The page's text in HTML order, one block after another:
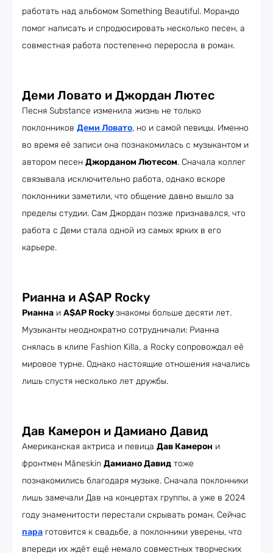
работать над альбомом Something Beautiful. Морандо
помог написать и спродюсировать несколько песен, а
совместная работа постепенно переросла в роман.
Деми Ловато и Джордан Лютес
Песня Substance изменила жизнь не только
поклонников Деми Ловато, но и самой певицы. Именно
во время её записи она познакомилась с музыкантом и
автором песен Джорданом Лютесом. Сначала коллег
связывала исключительно работа, однако вскоре
поклонники заметили, что общение давно вышло за
пределы студии. Сам Джордан позже признавался, что
работа с Деми стала одной из самых ярких в его
карьере.
Рианна и A$AP Rocky
Рианна и A$AP Rockyзнакомы больше десяти лет.
Музыканты неоднократно сотрудничали: Рианна
снялась в клипе Fashion Killa, а Rocky сопровождал её
мировое турне. Однако настоящие отношения начались
лишь спустя несколько лет дружбы.
Дав Камерон и Дамиано Давид
Американская актриса и певица Дав Камерон и
фронтмен Måneskin Дамиано Давид тоже
познакомились благодаря музыке. Сначала поклонники
лишь замечали Дав на концертах группы, а уже в 2024
году знаменитости перестали скрывать роман. Сейчас
пара готовится к свадьбе, а поклонники уверены, что
впереди их ждёт ещё немало совместных творческих